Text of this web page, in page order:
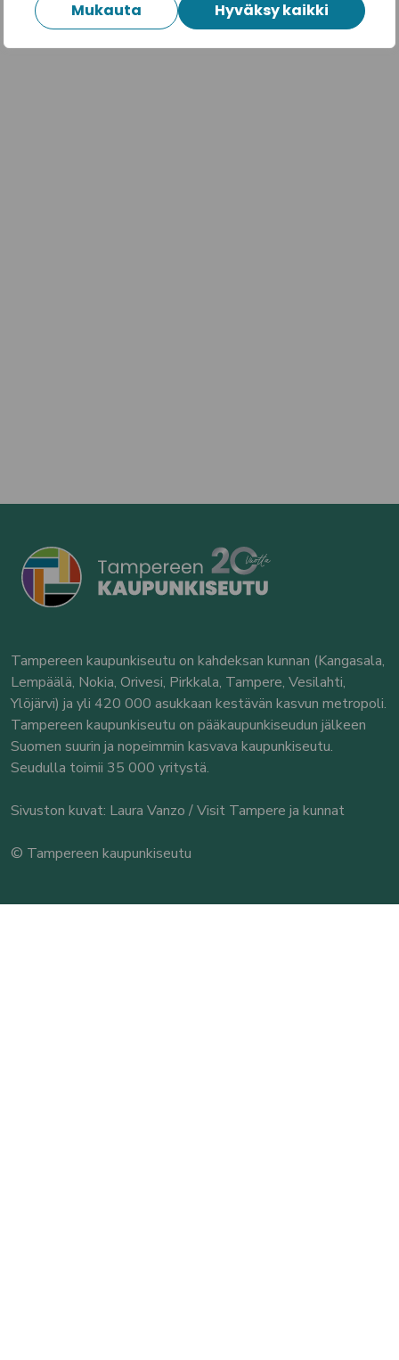
Mukauta Hyväksy kaikki
Tampereen kaupunkiseutu on kahdeksan kunnan (Kangasala,
Lempäälä, Nokia, Orivesi, Pirkkala, Tampere, Vesilahti,
Ylöjärvi) ja yli 420 000 asukkaan kestävän kasvun metropoli.
Tampereen kaupunkiseutu on pääkaupunkiseudun jälkeen
Suomen suurin ja nopeimmin kasvava kaupunkiseutu.
Seudulla toimii 35 000 yritystä.
Sivuston kuvat: Laura Vanzo / Visit Tampere ja kunnat
© Tampereen kaupunkiseutu